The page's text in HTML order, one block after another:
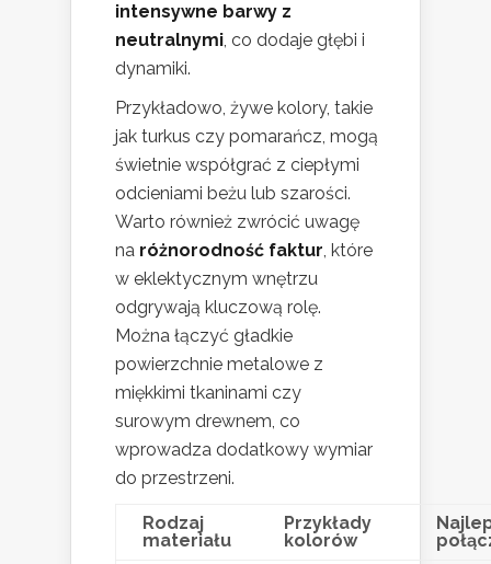
intensywne barwy z
neutralnymi, co dodaje głębi i
dynamiki.
Przykładowo, żywe kolory, takie
jak turkus czy pomarańcz, mogą
świetnie współgrać z ciepłymi
odcieniami beżu lub szarości.
Warto również zwrócić uwagę
na różnorodność faktur, które
w eklektycznym wnętrzu
odgrywają kluczową rolę.
Można łączyć gładkie
powierzchnie metalowe z
miękkimi tkaninami czy
surowym drewnem, co
wprowadza dodatkowy wymiar
do przestrzeni.
Rodzaj
materiału
Przykłady
kolorów